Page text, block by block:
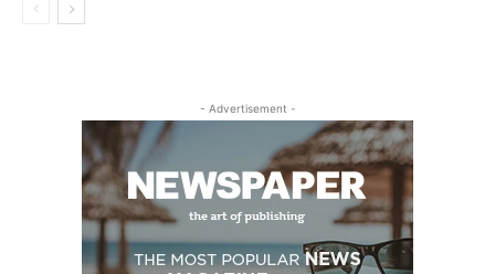
- Advertisement -